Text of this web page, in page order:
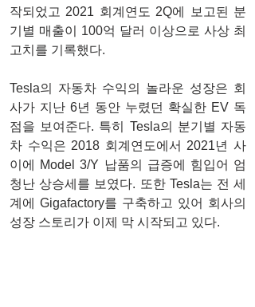
작되었고 2021 회계연도 2Q에 보고된 분
기별 매출이 100억 달러 이상으로 사상 최
고치를 기록했다.
Tesla의 자동차 수익의 놀라운 성장은 회
사가 지난 6년 동안 누렸던 확실한 EV 독
점을 보여준다. 특히 Tesla의 분기별 자동
차 수익은 2018 회계연도에서 2021년 사
이에 Model 3/Y 납품의 급증에 힘입어 엄
청난 상승세를 보였다. 또한 Tesla는 전 세
계에 Gigafactory를 구축하고 있어 회사의
성장 스토리가 이제 막 시작되고 있다.